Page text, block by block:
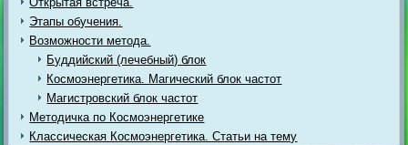
Этапы обучения.
Возможности метода.
Буддийский (лечебный) блок
Космоэнергетика. Магический блок частот
Магистровский блок частот
Методичка по Космоэнергетике
Классическая Космоэнергетика. Статьи на тему